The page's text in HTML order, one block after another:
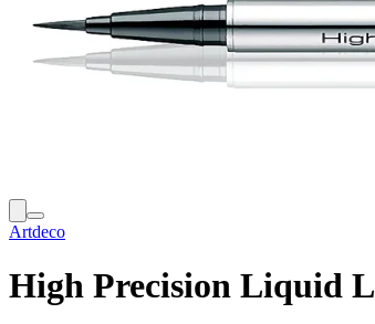
Artdeco
High Precision Liquid